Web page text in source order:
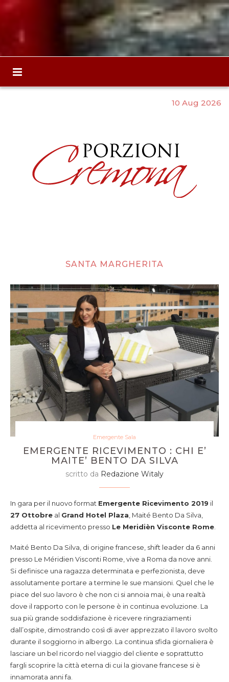
10 Aug 2026
SANTA MARGHERITA
Emergente Sala
EMERGENTE RICEVIMENTO : CHI E’
MAITE’ BENTO DA SILVA
scritto da Redazione Witaly
In gara per il nuovo format Emergente Ricevimento 2019 il
27 Ottobre al Grand Hotel Plaza , Maité Bento Da Silva,
addetta al ricevimento presso Le Meridièn Visconte Rome
Maité Bento Da Silva, di origine francese, shift leader da 6 anni
presso Le Méridien Visconti Rome, vive a Roma da nove anni.
Si definisce una ragazza determinata e perfezionista, deve
assolutamente portare a termine le sue mansioni. Quel che le
piace del suo lavoro è che non ci si annoia mai, è una realtà
dove il rapporto con le persone è in continua evoluzione. La
sua più grande soddisfazione è ricevere ringraziamenti
dall’ospite, dimostrando così di aver apprezzato il lavoro svolto
durante il soggiorno in albergo. La continua sfida giornaliera è
lasciare un bel ricordo nel viaggio del cliente e soprattutto
fargli scoprire la città eterna di cui la giovane francese si è
innamorata anni fa.